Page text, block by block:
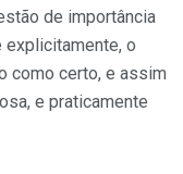
de importância
explicitamente, o
como certo, e assim
e praticamente